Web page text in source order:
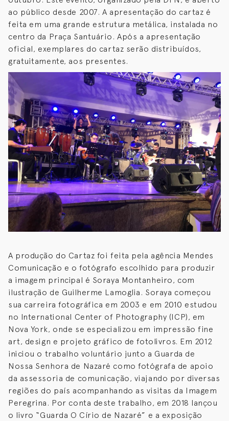
ao público desde 2007. A apresentação do cartaz é
feita em uma grande estrutura metálica, instalada no
centro da Praça Santuário. Após a apresentação
oficial, exemplares do cartaz serão distribuídos,
gratuitamente, aos presentes.
A produção do Cartaz foi feita pela agência Mendes
Comunicação e o fotógrafo escolhido para produzir
a imagem principal é Soraya Montanheiro, com
ilustração de Guilherme Lamoglia. Soraya começou
sua carreira fotográfica em 2003 e em 2010 estudou
no International Center of Photography (ICP), em
Nova York, onde se especializou em impressão fine
art, design e projeto gráfico de fotolivros. Em 2012
iniciou o trabalho voluntário junto a Guarda de
Nossa Senhora de Nazaré como fotógrafa de apoio
da assessoria de comunicação, viajando por diversas
regiões do país acompanhando as visitas da Imagem
Peregrina. Por conta deste trabalho, em 2018 lançou
o livro “Guarda O Círio de Nazaré” e a exposição